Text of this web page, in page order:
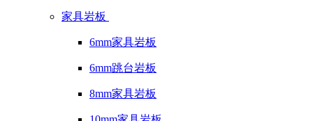
家具岩板
6mm家具岩板
6mm跳台岩板
8mm家具岩板